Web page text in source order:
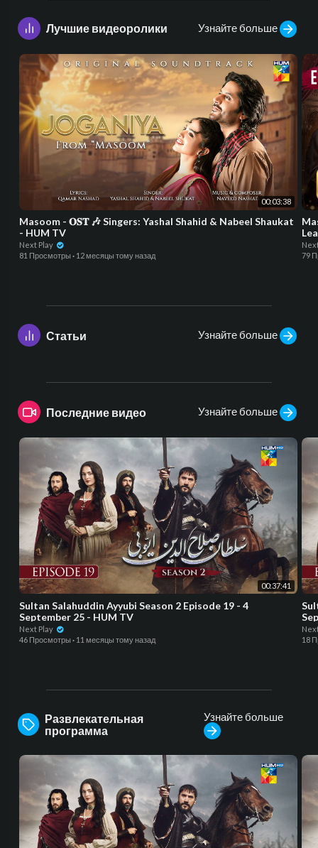
Лучшие видеоролики Узнайте больше
00:03:38
Masoom - 𝐎𝐒𝐓 🎶 Singers: Yashal Shahid & Nabeel Shaukat
- HUM TV
Next Play
81 Просмотры · 12 месяцы тому назад
79
Статьи Узнайте больше
Последние видео Узнайте больше
00:37:41
Sultan Salahuddin Ayyubi Season 2 Episode 19 - 4
September 25 - HUM TV
Next Play
46 Просмотры · 11 месяцы тому назад
18
Развлекательная
программа
Узнайте больше